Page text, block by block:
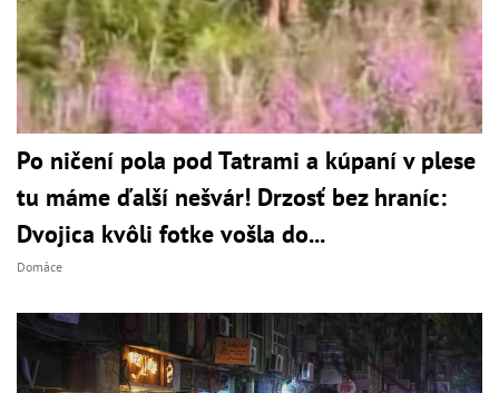
Po ničení pola pod Tatrami a kúpaní v plese
tu máme ďalší nešvár! Drzosť bez hraníc:
Dvojica kvôli fotke vošla do...
Domáce